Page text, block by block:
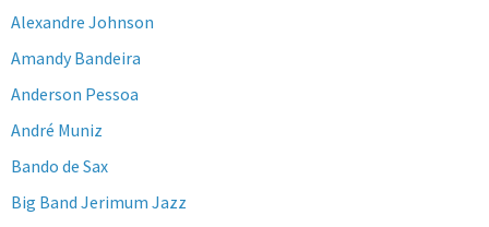
Alexandre Johnson
Amandy Bandeira
Anderson Pessoa
André Muniz
Bando de Sax
Big Band Jerimum Jazz